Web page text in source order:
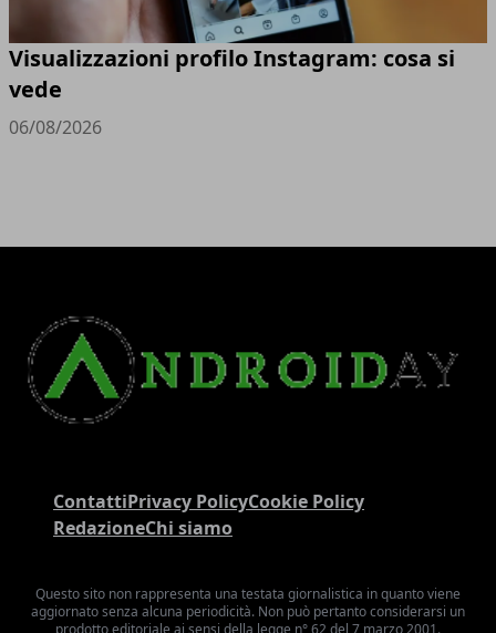
Visualizzazioni profilo Instagram: cosa si
vede
06/08/2026
ContattiPrivacy PolicyCookie Policy
RedazioneChi siamo
Questo sito non rappresenta una testata giornalistica in quanto viene
aggiornato senza alcuna periodicità. Non può pertanto considerarsi un
prodotto editoriale ai sensi della legge n° 62 del 7 marzo 2001.